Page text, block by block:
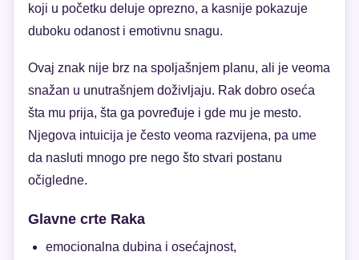
koji u početku deluje oprezno, a kasnije pokazuje
duboku odanost i emotivnu snagu.
Ovaj znak nije brz na spoljašnjem planu, ali je veoma
snažan u unutrašnjem doživljaju. Rak dobro oseća
šta mu prija, šta ga povređuje i gde mu je mesto.
Njegova intuicija je često veoma razvijena, pa ume
da nasluti mnogo pre nego što stvari postanu
očigledne.
Glavne crte Raka
emocionalna dubina i osećajnost,